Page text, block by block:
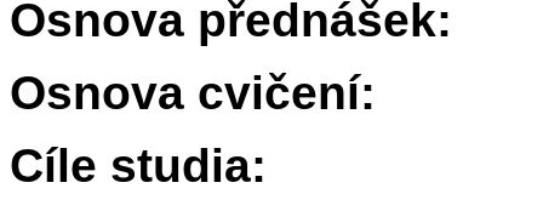
Osnova přednášek:
Osnova cvičení:
Cíle studia: